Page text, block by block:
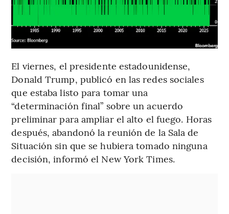
El viernes, el presidente estadounidense,
Donald Trump, publicó en las redes sociales
que estaba listo para tomar una
“determinación final” sobre un acuerdo
preliminar para ampliar el alto el fuego. Horas
después, abandonó la reunión de la Sala de
Situación sin que se hubiera tomado ninguna
decisión, informó el New York Times.